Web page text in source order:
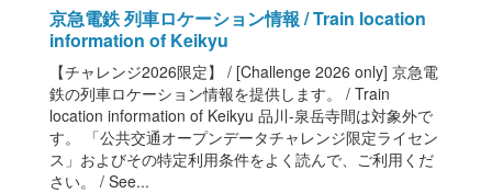
京急電鉄 列車ロケーション情報 / Train location
information of Keikyu
【チャレンジ2026限定】 / [Challenge 2026 only] 京急電
鉄の列車ロケーション情報を提供します。 / Train
location information of Keikyu 品川-泉岳寺間は対象外で
す。 「公共交通オープンデータチャレンジ限定ライセン
ス」およびその特定利用条件をよく読んで、ご利用くだ
さい。 / See...